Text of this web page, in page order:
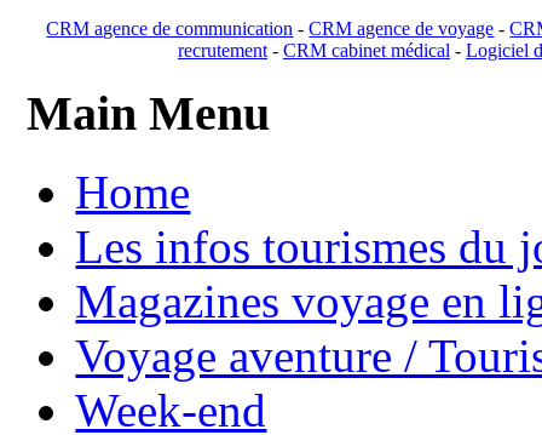
CRM agence de communication -CRM agence de voyage -
recrutement- CRM cabinet médical- Logiciel
Main Menu
Home
Les infos tourismes du
Magazines voyage en
Voyage aventure /
Week-end